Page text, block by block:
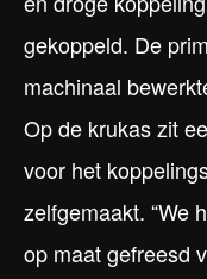
gekoppeld. De
machinaal
Op de krukas zit
voor het
zelfgemaakt. “We
op maat gefreesd